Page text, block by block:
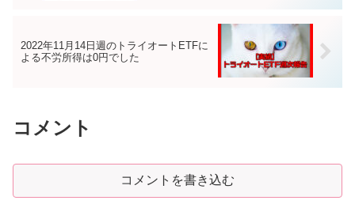
2022年11月14日週のトライオートETFに
よる不労所得は0円でした
コメント
コメントを書き込む